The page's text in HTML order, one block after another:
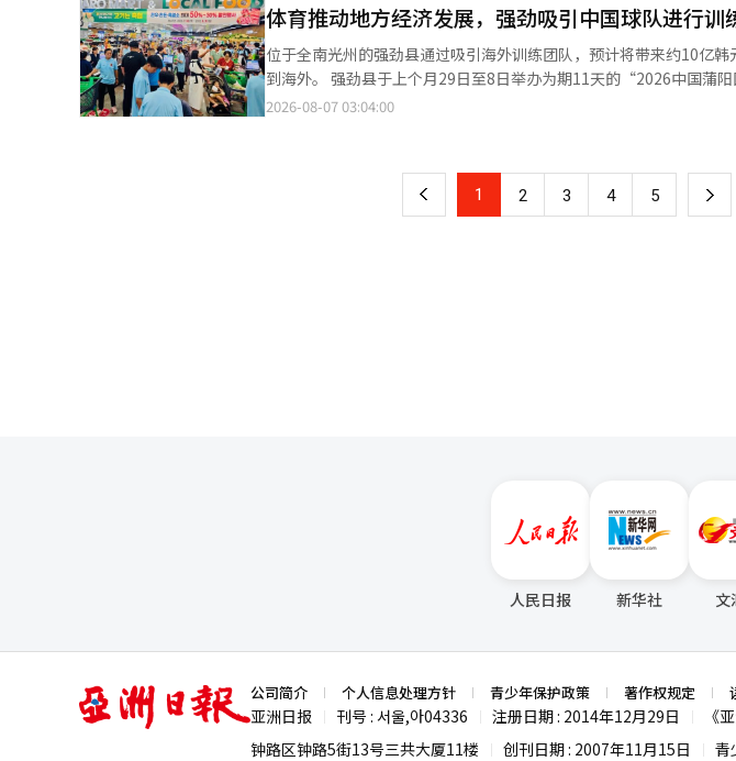
前的预售达2300箱，约2830万元，受到高度关注，进一步增强了区域共生的意义。 尤其是市政
及庆南乡友会等自发参与购买，不仅为困难的农村经济提供支持，还被评价为城乡
县县长朴权贤及青道县访问团17人来到安山市，与李敏根市长会面
赠互助，进一步巩固了友好关系。 自2020年建立友好城市以来，双方持续开展农特产品直销、文化与行政交流、故
乡爱心捐赠互助等多项合作项目，构建了实质性的共生模型。 当地社区将此次活动视为不仅仅是姐妹结缘的活动，而
市长表示：“青道县的优质农产品在安山市民和公务员的关注下取得了
调：“今后将进一步扩大与友好城市的经济、文化、行政交流，持续
体育推动地方经济发展，强劲吸引中国球队进行训
位于全南光州的强劲县通过吸引海外训练团队，预计将带来约10亿
到海外。 强劲县于上个月29日至8日举办为期11天的“2026中国蒲阳国际训练营及交流赛”。 此次训练营共有来自
中国蒲阳的优易体育俱乐部等17支国内外队伍的848名运动员参与，
运动员在停留期间不仅会使用当地的住宿设施和餐饮场所，还会参
诺尔水产市场、强劲青瓷博物馆、英朗故居、Vland水上乐园、达山
2026-08-07 03:04:00
上 1 2 3 4 5 下
人民日报 新华社 文
亚
洲
日
公司简介 个人信息处理方针 青少年保护政策 著作权规定
亚洲日报 刊号 : 서울,아04336 注册日期 : 2014年12月29日 《
钟路区钟路5街13号三共大厦11楼
创刊日期 : 2007年11月15日 青